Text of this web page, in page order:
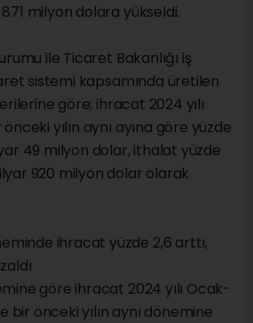
milyon dolara yükseldi.
ile Ticaret Bakanlığı iş
sistemi kapsamında üretilen
göre; ihracat 2024 yılı
yılın aynı ayına göre yüzde
49 milyon dolar, ithalat yüzde
920 milyon dolar olarak
ihracat yüzde 2,6 arttı,
göre ihracat 2024 yılı Ocak-
bir önceki yılın aynı dönemine